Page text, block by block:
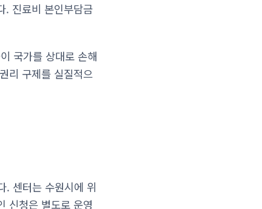
. 진료비 본인부담금
국가를 상대로 손해
리 구제를 실질적으
. 센터는 수원시에 위
신청은 별도로 운영